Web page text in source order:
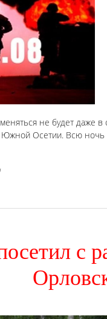
не будет даже
Южной Осетии. Всю
с